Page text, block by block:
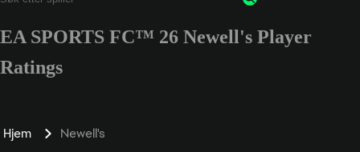
EA SPORTS FC™ 26 Newell's Player
Ratings
Hjem Newell's